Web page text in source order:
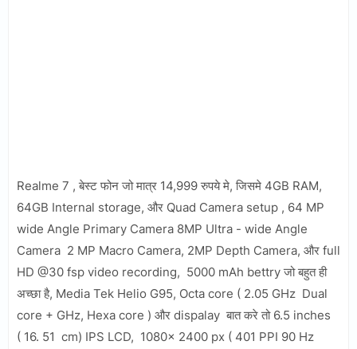
Realme 7 , बेस्ट फोन जो मात्र 14,999 रुपये मे, जिसमे 4GB RAM,
64GB Internal storage, और Quad Camera setup , 64 MP
wide Angle Primary Camera 8MP Ultra - wide Angle
Camera 2 MP Macro Camera, 2MP Depth Camera, और full
HD @30 fsp video recording, 5000 mAh bettry जो बहुत ही
अच्छा है, Media Tek Helio G95, Octa core ( 2.05 GHz Dual
core + GHz, Hexa core ) और dispalay बात करे तो 6.5 inches
( 16. 51 cm) IPS LCD, 1080x 2400 px ( 401 PPI 90 Hz